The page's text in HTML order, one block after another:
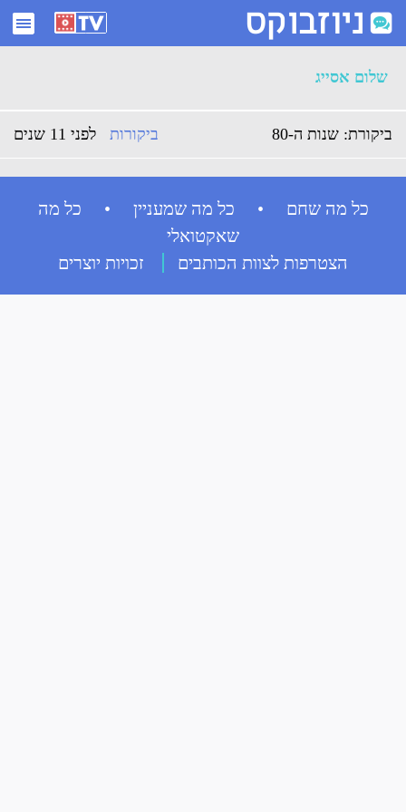
ארכיון שלום אסייג - ניוזבוקס
שלום אסייג
ביקורת: שנות ה-80 לפני 11 שנים ביקורות
כל מה שחם • כל מה שמעניין • כל מה
שאקטואלי
הצטרפות לצוות הכותבים
זכויות יוצרים